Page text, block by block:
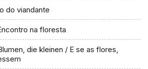
do viandante
na floresta
die kleinen / E se as flores,